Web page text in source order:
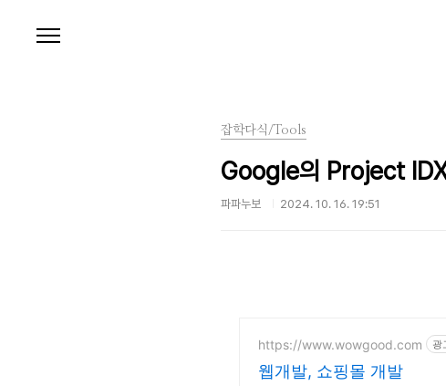
잡학다식/Tools
Google의 Project
파파누보 2024. 10. 16. 19:51
https://www.wowgood.com 광
웹개발, 쇼핑몰 개발